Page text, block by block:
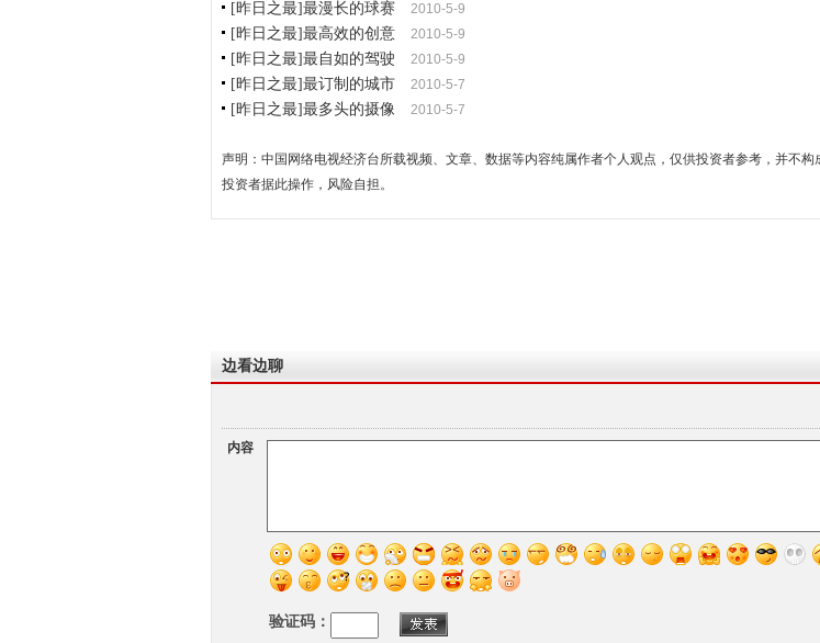
[昨日之最]最漫长的球赛 2010-5-9
[昨日之最]最高效的创意 2010-5-9
[昨日之最]最自如的驾驶 2010-5-9
[昨日之最]最订制的城市 2010-5-7
[昨日之最]最多头的摄像 2010-5-7
声明：中国网络电视经济台所载视频、文章、数据等内容纯属作者个人观点，仅供投资者参考，并不构
投资者据此操作，风险自担。
边看边聊
内容
验证码：